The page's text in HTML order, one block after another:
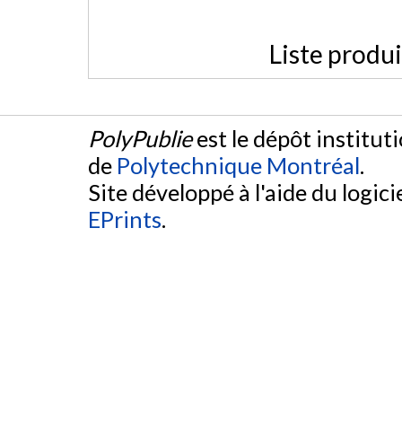
Liste
PolyPublieest le dépôt
de Polytechnique Montréal.
Site développé à l'aide du
EPrints.